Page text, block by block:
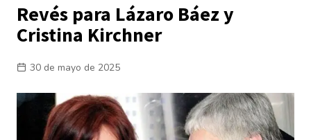
Revés para Lázaro Báez y
Cristina Kirchner
30 de mayo de 2025